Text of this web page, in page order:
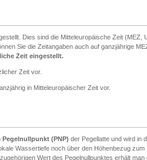
Dies sind die Mitteleuropäische Zeit (MEZ,
Sie die Zeitangaben auch auf ganzjährige
Zeit eingestellt.
Zeit vor.
in Mitteleuropäischer Zeit vor.
Pegelnullpunkt (PNP) der Pegellatte und wird in
Wassertiefe noch über den Höhenbezug zum
Wert des Pegelnullpunktes erhält man